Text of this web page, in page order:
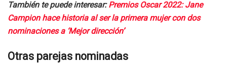
También te puede interesar:Premios Oscar 2022: Jane
Campion hace historia al ser la primera mujer con dos
nominaciones a ‘Mejor dirección’
Otras parejas nominadas